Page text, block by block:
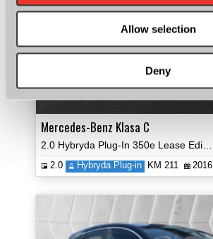
Allow selection
Deny
Mercedes-Benz Klasa C
2.0 Hybryda Plug-in KM 211 2016